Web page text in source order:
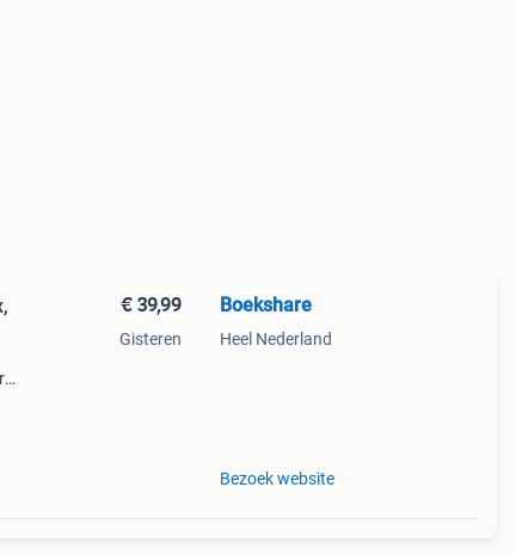
€ 39,99
Gisteren
Boekshare
Heel Nederland
Bezoek website